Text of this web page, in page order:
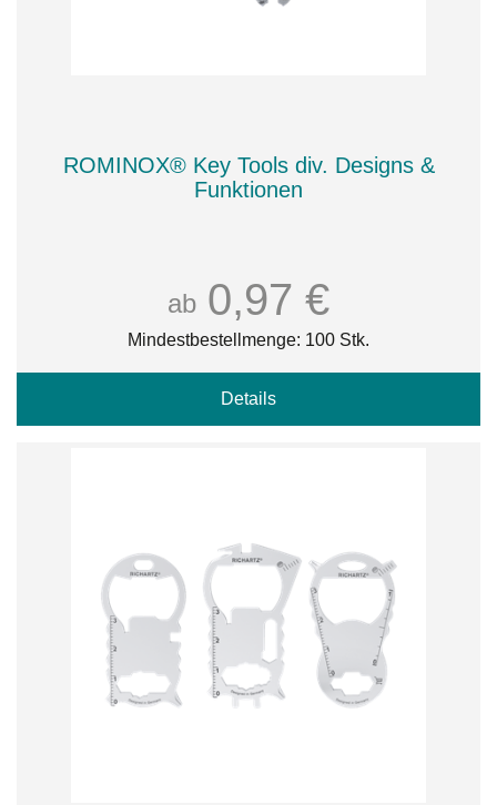
ROMINOX® Key Tools div. Designs &
Funktionen
ab 0,97 €
Mindestbestellmenge: 100 Stk.
Details